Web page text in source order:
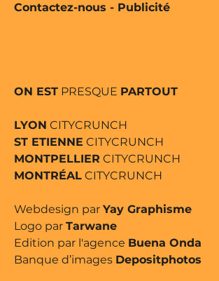
Contactez-nous - Publicité
ON EST PRESQUE PARTOUT
LYON CITYCRUNCH
ST ETIENNE CITYCRUNCH
MONTPELLIER CITYCRUNCH
MONTRÉAL CITYCRUNCH
Webdesign par Yay Graphisme
Logo par Tarwane
Edition par l'agence Buena Onda
Banque d’images Depositphotos